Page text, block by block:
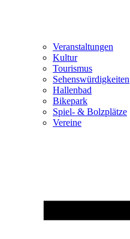
Veranstaltungen
Kultur
Tourismus
Sehenswürdigkeiten
Hallenbad
Bikepark
Spiel- & Bolzplätze
Vereine